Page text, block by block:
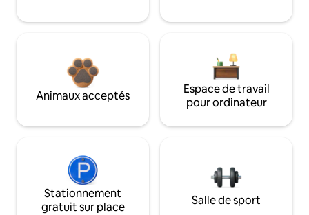
Animaux acceptés
Espace de travail
pour ordinateur
Stationnement
gratuit sur place
Salle de sport